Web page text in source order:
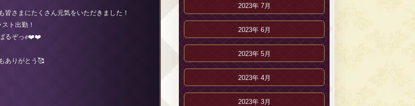
皆さまにたくさん元気をいただきました！
ト出勤！
るぞっ✊❤️❤️
ありがとう🥰
2023年 7月
2023年 6月
2023年 5月
2023年 4月
2023年 3月